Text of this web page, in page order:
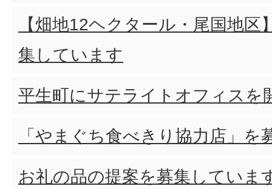
【畑地12ヘクタール・尾国地区
集しています
平生町にサテライトオフィスを
「やまぐち食べきり協力店」を
お礼の品の提案を募集していま